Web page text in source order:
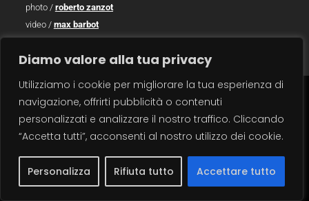
Diamo valore alla tua privacy
Utilizziamo i cookie per migliorare la tua esperienza di
navigazione, offrirti pubblicità o contenuti
personalizzati e analizzare il nostro traffico. Cliccando
“Accetta tutti”, acconsenti al nostro utilizzo dei cookie.
Personalizza Rifiuta tutto Accettare tutto
photo / roberto zanzot
video / max barbot
carrello ×